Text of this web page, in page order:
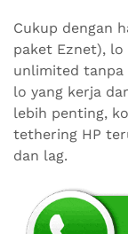
Cukup dengan
paket Eznet),
unlimited tanpa
lo yang kerja
lebih penting,
tethering HP
dan lag.